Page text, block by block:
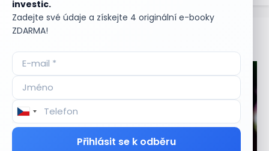
investic.
Zadejte své údaje a získejte 4 originální e-booky
ZDARMA!
Přihlásit se k odběru
Aktuální